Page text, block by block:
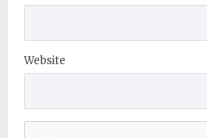
Website